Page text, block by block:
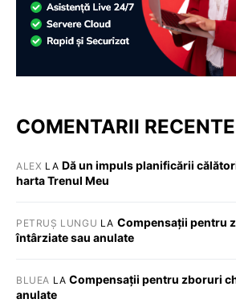
COMENTARII RECENTE
ALEX LA Dă un impuls planificării
harta Trenul Meu
PETRUȘ LUNGU LA Compensații pentru
întârziate sau anulate
BLUEA LACompensații pentru zboruri
anulate